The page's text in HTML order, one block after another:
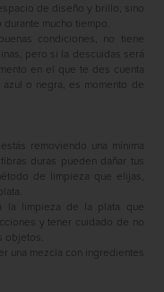
de diseño y brillo, sino
mucho tiempo.
condiciones, no tiene
pero si la descuidas será
en el que te des cuenta
o negra, es momento de
removiendo una mínima
duras pueden dañar tus
de limpieza que elijas,
la limpieza de la plata que
y tener cuidado de no
objetos.
una mezcla con ingredientes